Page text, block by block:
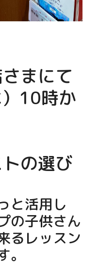
まにて
10時か
の選び
と活用し
の子供さん
るレッスン